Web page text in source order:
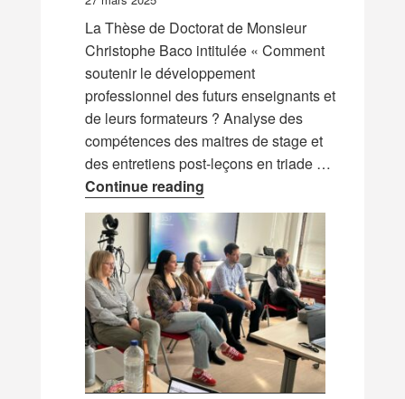
La Thèse de Doctorat de Monsieur
Christophe Baco intitulée « Comment
soutenir le développement
professionnel des futurs enseignants et
de leurs formateurs ? Analyse des
compétences des maitres de stage et
des entretiens post-leçons en triade …
Continue readingMise en ligne de la Thèse